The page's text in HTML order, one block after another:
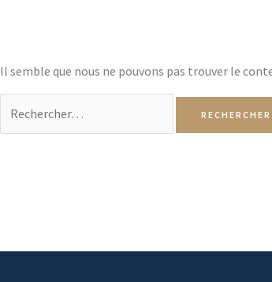
Il semble que nous ne pouvons pas trouver le